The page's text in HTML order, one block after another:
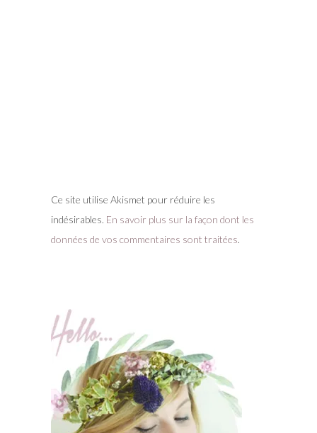
Ce site utilise Akismet pour réduire les
indésirables. En savoir plus sur la façon dont les
données de vos commentaires sont traitées.